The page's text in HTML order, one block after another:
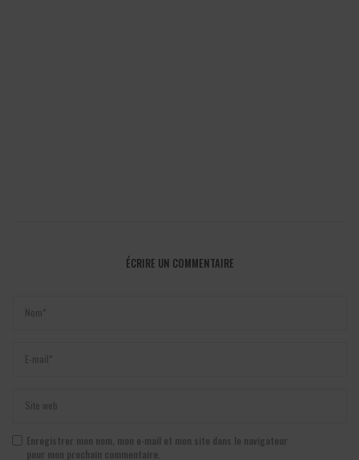
ÉCRIRE UN COMMENTAIRE
Enregistrer mon nom, mon e-mail et mon site dans le navigateur
pour mon prochain commentaire.